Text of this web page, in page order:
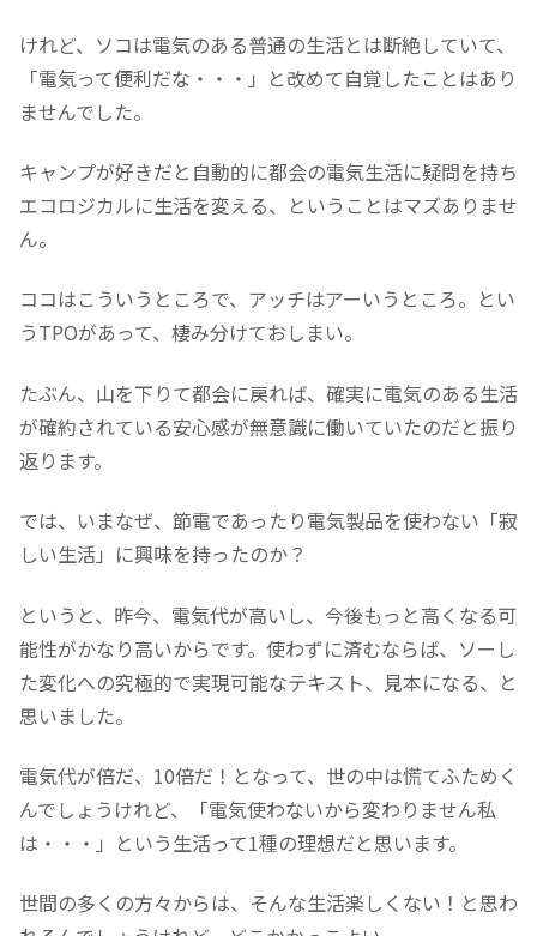
けれど、ソコは電気のある普通の生活とは断絶していて、
「電気って便利だな・・・」と改めて自覚したことはあり
ませんでした。
キャンプが好きだと自動的に都会の電気生活に疑問を持ち
エコロジカルに生活を変える、ということはマズありませ
ん。
ココはこういうところで、アッチはアーいうところ。とい
うTPOがあって、棲み分けておしまい。
たぶん、山を下りて都会に戻れば、確実に電気のある生活
が確約されている安心感が無意識に働いていたのだと振り
返ります。
では、いまなぜ、節電であったり電気製品を使わない「寂
しい生活」に興味を持ったのか？
というと、昨今、電気代が高いし、今後もっと高くなる可
能性がかなり高いからです。使わずに済むならば、ソーし
た変化への究極的で実現可能なテキスト、見本になる、と
思いました。
電気代が倍だ、10倍だ！となって、世の中は慌てふためく
んでしょうけれど、「電気使わないから変わりません私
は・・・」という生活って1種の理想だと思います。
世間の多くの方々からは、そんな生活楽しくない！と思わ